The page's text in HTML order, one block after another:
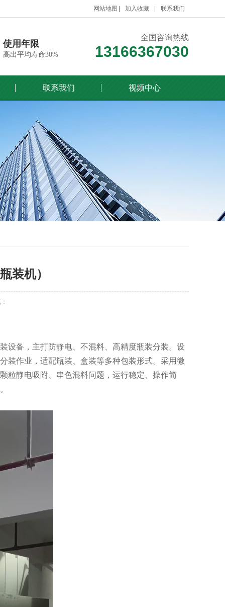
网站地图 加入收藏 联系我们
使用年限
高出平均寿命30%
全国咨询热线
13166367030
联系我们 视频中心
装机）
设备，主打防静电、不混料、高精度瓶装分装。设
装作业，适配瓶装、盒装等多种包装形式。采用微
粒静电吸附、串色混料问题，运行稳定、操作简